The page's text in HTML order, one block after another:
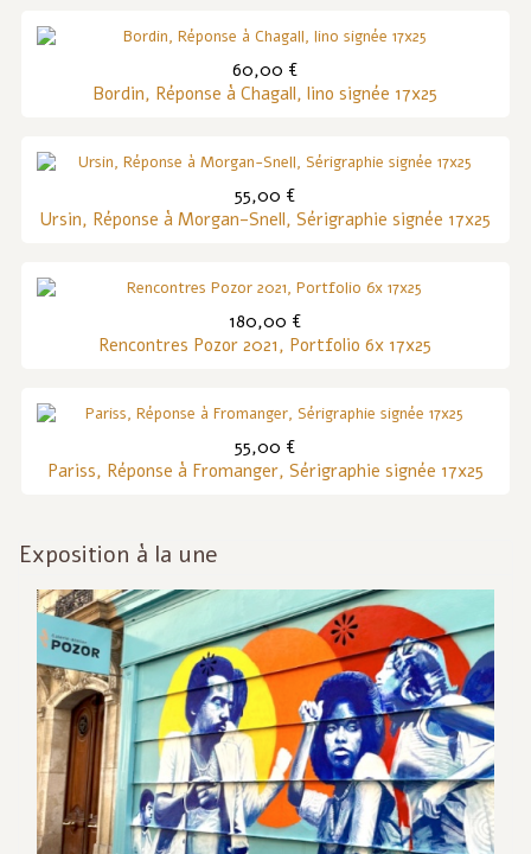
60,00 €
Bordin, Réponse à Chagall, lino signée 17x25
55,00 €
Ursin, Réponse à Morgan-Snell, Sérigraphie signée 17x25
180,00 €
Rencontres Pozor 2021, Portfolio 6x 17x25
55,00 €
Pariss, Réponse à Fromanger, Sérigraphie signée 17x25
Exposition à la une